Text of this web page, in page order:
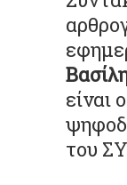
είναι
του